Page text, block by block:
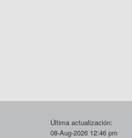
Última actualización:
08-Aug-2026 12:46 pm